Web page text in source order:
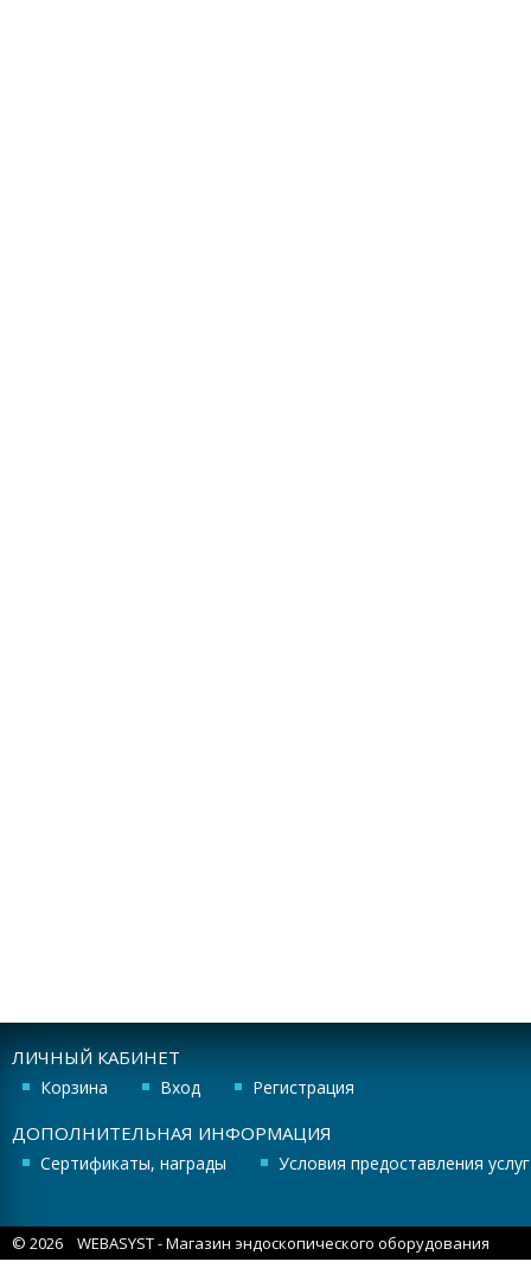
ЛИЧНЫЙ КАБИНЕТ
Корзина Вход Регистрация
ДОПОЛНИТЕЛЬНАЯ ИНФОРМАЦИЯ
Сертификаты, награды Условия предоставления услуг
© 2026 WEBASYST- Магазин эндоскопического оборудования